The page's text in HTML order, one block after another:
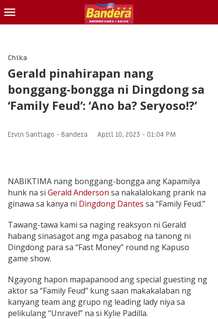
BALITA
BLIND ITEM
LOTTO
CONTACT US
INQUIRER.NET
Chika
Gerald pinahirapan nang
bonggang-bongga ni Dingdong sa
‘Family Feud’: ‘Ano ba? Seryoso!?’
Ervin Santiago - Bandera April 10, 2023 - 01:04 PM
NABIKTIMA nang bonggang-bongga ang Kapamilya
hunk na si Gerald Anderson sa nakalalokang prank na
ginawa sa kanya ni Dingdong Dantes sa “Family Feud.”
Tawang-tawa kami sa naging reaksyon ni Gerald
habang sinasagot ang mga pasabog na tanong ni
Dingdong para sa “Fast Money” round ng Kapuso
game show.
Ngayong hapon mapapanood ang special guesting ng
aktor sa “Family Feud” kung saan makakalaban ng
kanyang team ang grupo ng leading lady niya sa
pelikulang “Unravel” na si Kylie Padilla.